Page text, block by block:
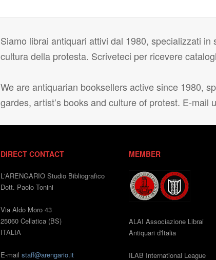
Siamo librai antiquari attivi dal 1980, specializzati in
cultura della protesta. Scriveteci per ricevere
We are antiquarian booksellers active since 1980,
gardes, artist’s books and culture of protest. E-mail
DIRECT CONTACT
L'ARENGARIO Studio Bibliografico
Dott. Paolo Tonini
Via Aldo Moro 43
25060 Cellatica (BS)
ITALIA
E-mail staff@arengario.it
MEMBER
ALAI Associazione Librai
Antiquari d'Italia
ILAB International League